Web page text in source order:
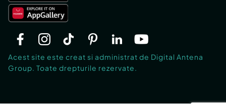
Acest site este creat si administrat de Digital Antena
Group. Toate drepturile rezervate.